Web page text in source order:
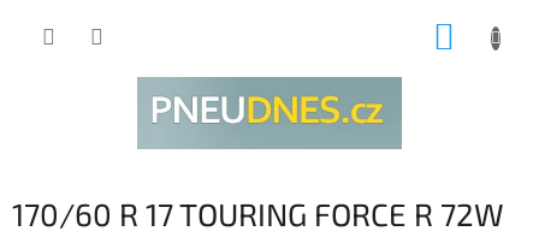
170/60 R 17 TOURING FORCE R 72W